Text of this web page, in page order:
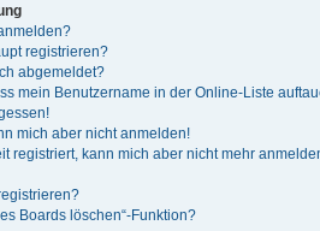
registrieren?
abgemeldet?
mein Benutzername in der Online-Liste
mich aber nicht anmelden!
registriert, kann mich aber nicht mehr
Boards löschen“-Funktion?